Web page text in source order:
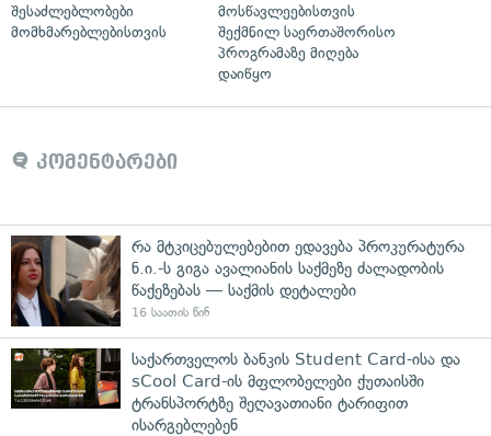
შესაძლებლობები
მომხმარებლებისთვის
მოსწავლეებისთვის
შექმნილ საერთაშორისო
პროგრამაზე მიღება
დაიწყო
კომენტარები
რა მტკიცებულებებით ედავება პროკურატურა
ნ.ი.-ს გიგა ავალიანის საქმეზე ძალადობის
წაქეზებას — საქმის დეტალები
16 საათის წინ
საქართველოს ბანკის Student Card-ისა და
sCool Card-ის მფლობელები ქუთაისში
ტრანსპორტზე შეღავათიანი ტარიფით
ისარგებლებენ